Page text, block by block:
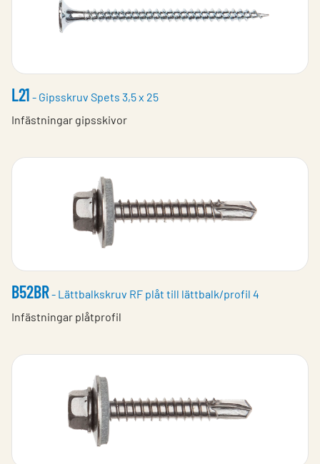
L21 - Gipsskruv Spets 3,5 x 25
Infästningar gipsskivor
B52BR- Lättbalkskruv RF plåt till lättbalk/profil 4
Infästningar plåtprofil